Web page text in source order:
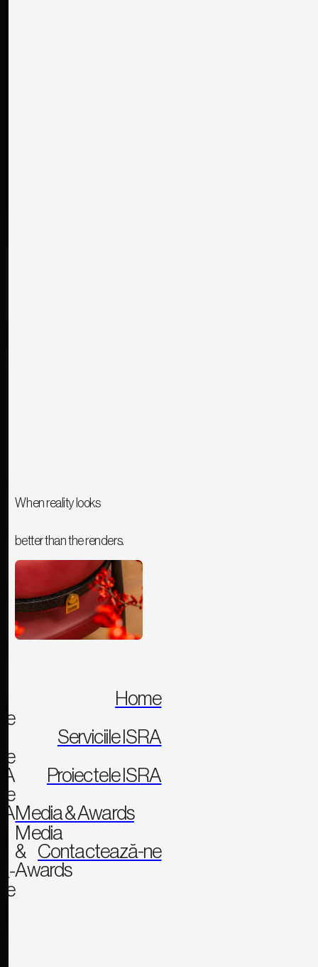
When reality looks
better than the renders.
Home
Serviciile ISRA
Proiectele ISRA
Media & Awards
Media
&
Awards
Contactează-ne